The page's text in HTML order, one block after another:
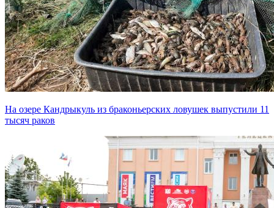
На озере Кандрыкуль из браконьерских ловушек выпустили 11
тысяч раков